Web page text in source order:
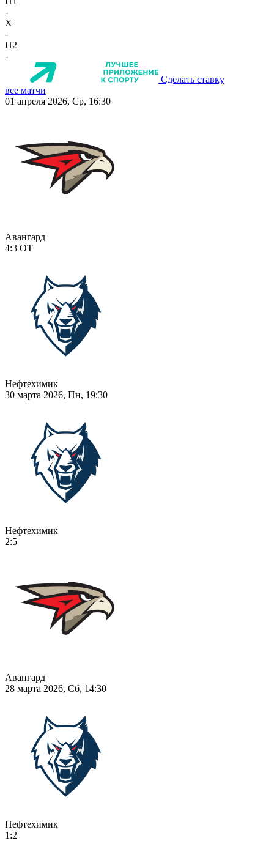
-
X
-
П2
-
Сделать ставку
все матчи
01 апреля 2026, Ср, 16:30
Авангард
4:3 ОТ
Нефтехимик
30 марта 2026, Пн, 19:30
Нефтехимик
2:5
Авангард
28 марта 2026, Сб, 14:30
Нефтехимик
1:2